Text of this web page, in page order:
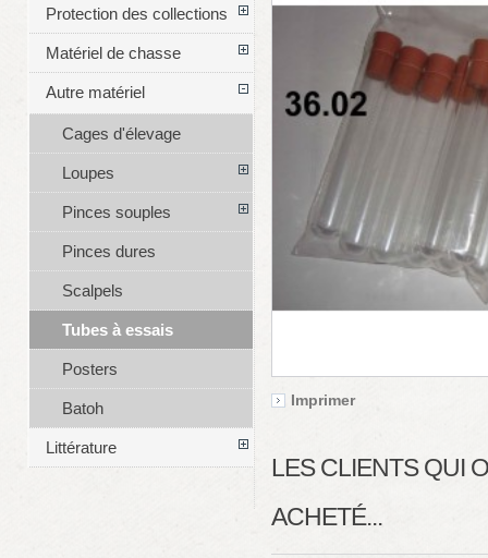
Imprimer
LES CLIENTS QUI
ACHETÉ...
Protection des collections
Matériel de chasse
Autre matériel
Cages d'élevage
Loupes
Pinces souples
Pinces dures
Scalpels
Tubes à essais
Posters
Batoh
Littérature